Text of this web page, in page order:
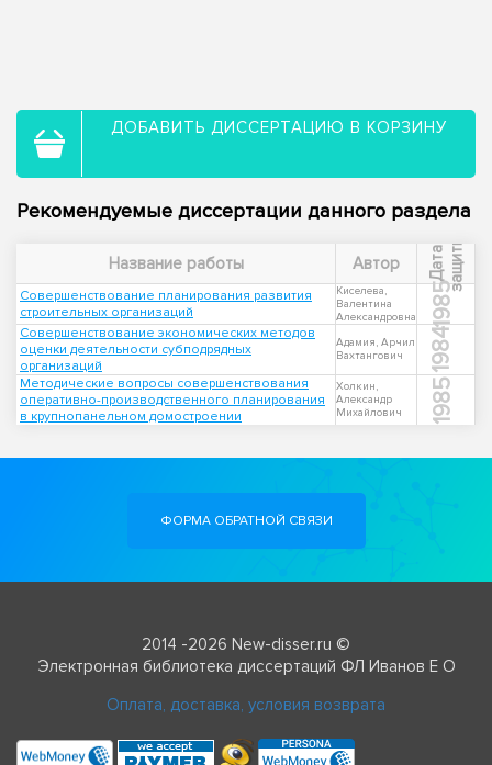
ДОБАВИТЬ ДИССЕРТАЦИЮ В КОРЗИНУ
Рекомендуемые диссертации данного раздела
Название работы Автор Д
а
т
а
з
а
щ
и
т ы
Совершенствование планирования развития
строительных организаций
Киселева,
Валентина
Александровна
1985
Совершенствование экономических методов
оценки деятельности субподрядных
организаций
Адамия, Арчил
Вахтангович
1984
Методические вопросы совершенствования
оперативно-производственного планирования
в крупнопанельном домостроении
Холкин,
Александр
Михайлович
1985
ФОРМА ОБРАТНОЙ СВЯЗИ
2014 -2026 New-disser.ru ©
Электронная библиотека диссертаций ФЛ Иванов Е О
Оплата, доставка, условия возврата